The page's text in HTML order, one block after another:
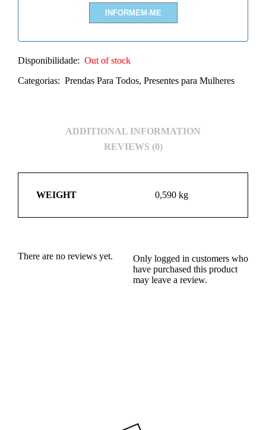
Disponibilidade: Out of stock
Categorias: Prendas Para Todos, Presentes para Mulheres
ADDITIONAL INFORMATION
REVIEWS (0)
WEIGHT 0,590 kg
There are no reviews yet.
Only logged in customers who
have purchased this product
may leave a review.